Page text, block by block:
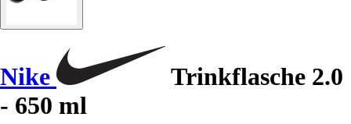
Nike
Trinkflasche 2.0
- 650 ml